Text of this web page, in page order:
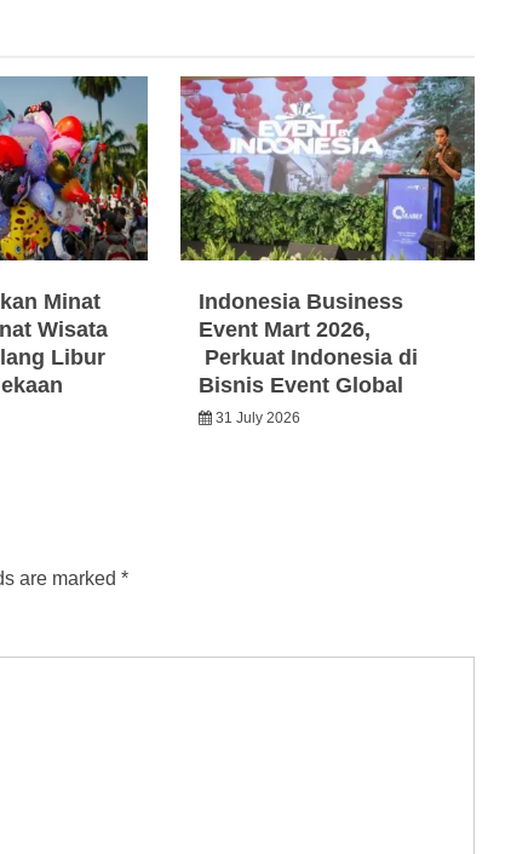
Minat
Wisata
Libur
Indonesia Business
Event Mart 2026,
Perkuat Indonesia di
Bisnis Event Global
31 July 2026
are marked *